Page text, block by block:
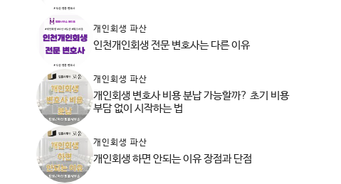
개인회생 파산
인천개인회생 전문 변호사는 다른 이유
개인회생 파산
개인회생 변호사 비용 분납 가능할까? 초기 비용
부담 없이 시작하는 법
개인회생 파산
개인회생 하면 안되는 이유 장점과 단점